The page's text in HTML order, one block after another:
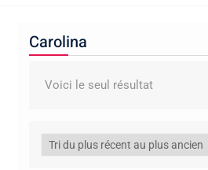
Carolina
Voici le seul résultat